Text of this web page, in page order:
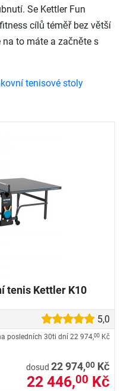
tenis Kettler K10
5,0
posledních 30ti dní 22 974,00 Kč
dosud 22 974,00 Kč
22 446,00 Kč
Se Kettler Fun
cílů téměř bez větší
na to máte a začněte s
tenisové stoly